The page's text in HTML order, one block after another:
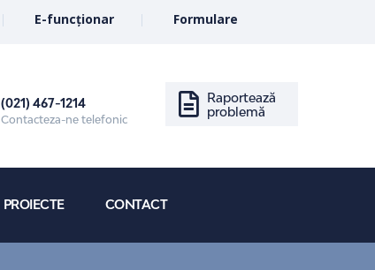
E-funcționar Formulare
(021) 467-1214
Contacteza-ne telefonic
Raportează
problemă
PROIECTE CONTACT